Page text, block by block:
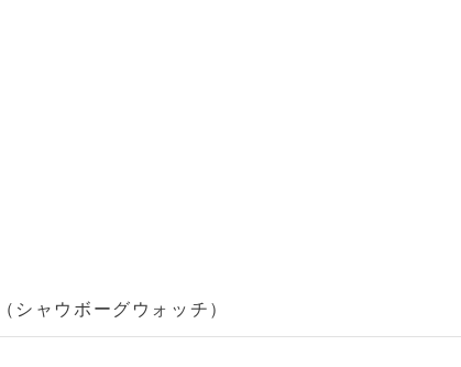
ャウボーグウォッチ）